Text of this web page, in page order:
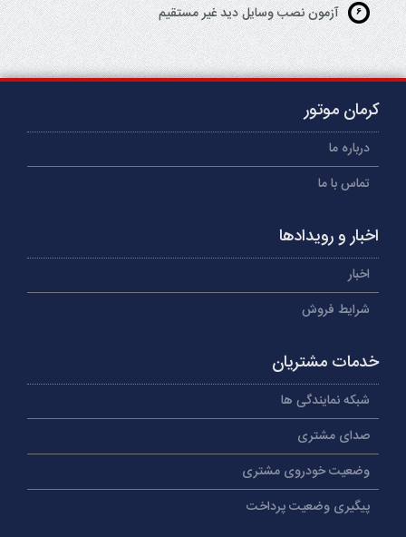
6 آزمون نصب وسایل دید غیر مستقیم
کرمان موتور
درباره ما
تماس با ما
اخبار و رویدادها
اخبار
شرایط فروش
خدمات مشتریان
شبکه نمایندگی ها
صدای مشتری
وضعیت خودروی مشتری
پیگیری وضعیت پرداخت